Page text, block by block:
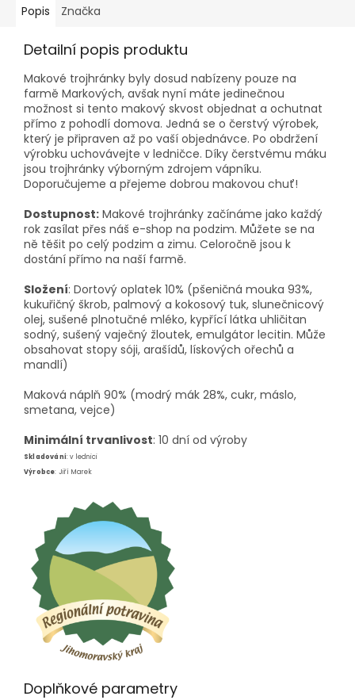
Pečeme je podle
Popis Značka
Detailní popis produktu
Makové trojhránky byly dosud nabízeny pouze na
farmě Markových, avšak nyní máte jedinečnou
možnost si tento makový skvost objednat a ochutnat
přímo z pohodlí domova. Jedná se o čerstvý výrobek,
který je připraven až po vaší objednávce. Po obdržení
výrobku uchovávejte v ledničce. Díky čerstvému máku
jsou trojhránky výborným zdrojem vápníku.
Doporučujeme a přejeme dobrou makovou chuť!
Dostupnost: Makové trojhránky začínáme jako každý
rok zasílat přes náš e-shop na podzim. Můžete se na
ně těšit po celý podzim a zimu. Celoročně jsou k
dostání přímo na naší farmě.
Složení: Dortový oplatek 10% (pšeničná mouka 93%,
kukuřičný škrob, palmový a kokosový tuk, slunečnicový
olej, sušené plnotučné mléko, kypřící látka uhličitan
sodný, sušený vaječný žloutek, emulgátor lecitin. Může
obsahovat stopy sóji, arašídů, lískových ořechů a
mandlí)
Maková náplň 90% (modrý mák 28%, cukr, máslo,
smetana, vejce)
Minimální trvanlivost: 10 dní od výroby
Skladování: v lednici
Výrobce: Jiří Marek
Doplňkové parametry